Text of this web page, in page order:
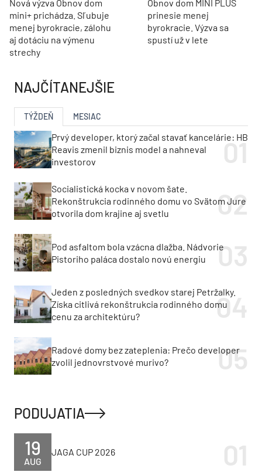
Nová výzva Obnov dom
mini+ prichádza. Sľubuje
menej byrokracie, zálohu
aj dotáciu na výmenu
strechy
Obnov dom MINI PLUS
prinesie menej
byrokracie. Výzva sa
spustí už v lete
NAJČÍTANEJŠIE
TÝŽDEŇ MESIAC
Prvý developer, ktorý začal stavať kancelárie: HB
Reavis zmenil biznis model a nahneval
investorov
Socialistická kocka v novom šate.
Rekonštrukcia rodinného domu vo Svätom Jure
otvorila dom krajine aj svetlu
Pod asfaltom bola vzácna dlažba. Nádvorie
Pistoriho paláca dostalo novú energiu
Jeden z posledných svedkov starej Petržalky.
Získa citlivá rekonštrukcia rodinného domu
cenu za architektúru?
Radové domy bez zateplenia: Prečo developer
zvolil jednovrstvové murivo?
PODUJATIA
AUG
19 JAGA CUP 2026